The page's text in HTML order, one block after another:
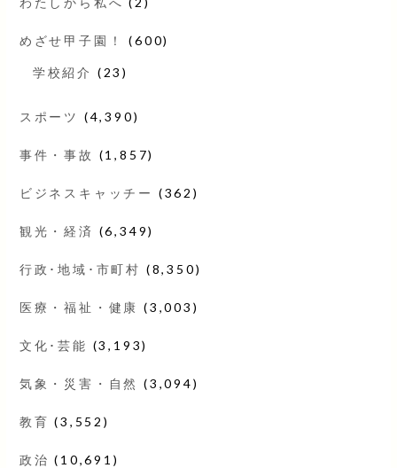
めざせ甲子園！ (600)
学校紹介 (23)
スポーツ (4,390)
事件・事故 (1,857)
ビジネスキャッチー (362)
観光・経済 (6,349)
行政･地域･市町村 (8,350)
医療・福祉・健康 (3,003)
文化･芸能 (3,193)
気象・災害・自然 (3,094)
教育 (3,552)
政治 (10,691)